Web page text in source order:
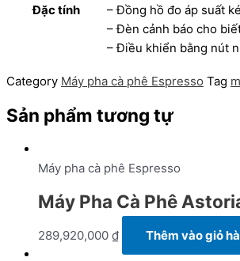
Đặc tính
– Đồng hồ đo áp suất
– Đèn cảnh báo cho
– Điều khiển bằng nút
Category Máy pha cà phê Espresso Tag
Sản phẩm tương tự
Máy pha cà phê Espresso
Máy Pha Cà Phê
289,920,000 ₫ Thêm vào giỏ